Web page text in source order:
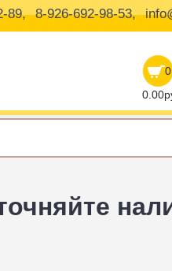
89, 8-926-692-98-53,
0